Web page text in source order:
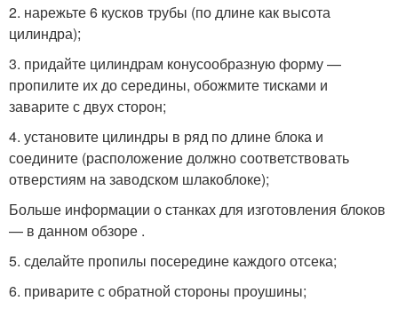
2. нарежьте 6 кусков трубы (по длине как высота
цилиндра);
3. придайте цилиндрам конусообразную форму —
пропилите их до середины, обожмите тисками и
заварите с двух сторон;
4. установите цилиндры в ряд по длине блока и
соедините (расположение должно соответствовать
отверстиям на заводском шлакоблоке);
Больше информации о станках для изготовления блоков
— в данном обзоре .
5. сделайте пропилы посередине каждого отсека;
6. приварите с обратной стороны проушины;